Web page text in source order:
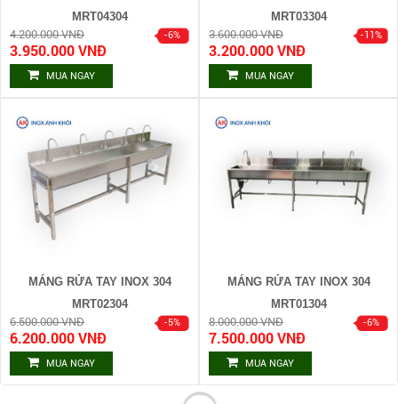
MRT04304
4.200.000 VNĐ
3.950.000 VNĐ
MUA NGAY
MRT03304
3.600.000 VNĐ
3.200.000 VNĐ
MUA NGAY
MÁNG RỬA TAY INOX 304
MRT02304
6.500.000 VNĐ
6.200.000 VNĐ
MUA NGAY
MÁNG RỬA TAY INOX 304
MRT01304
8.000.000 VNĐ
7.500.000 VNĐ
MUA NGAY